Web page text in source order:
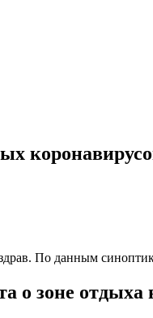
По данным
о зоне отдыха